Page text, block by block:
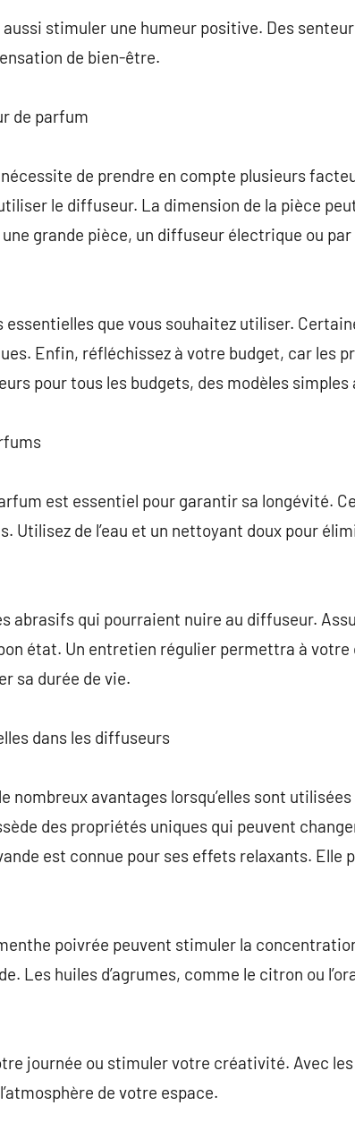
stimuler une humeur positive. Des
de bien-être.
de parfum
de prendre en compte plusieurs
le diffuseur. La dimension de la pièce
grande pièce, un diffuseur électrique ou
essentielles que vous souhaitez utiliser.
Enfin, réfléchissez à votre budget, car les
pour tous les budgets, des modèles simples
est essentiel pour garantir sa longévité.
Utilisez de l’eau et un nettoyant doux pour
abrasifs qui pourraient nuire au diffuseur.
état. Un entretien régulier permettra à
sa durée de vie.
dans les diffuseurs
nombreux avantages lorsqu’elles sont
des propriétés uniques qui peuvent
est connue pour ses effets relaxants. Elle
poivrée peuvent stimuler la
Les huiles d’agrumes, comme le citron ou
journée ou stimuler votre créativité. Avec
de votre espace.